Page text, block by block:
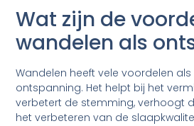
Wat zijn de
wandelen als
Wandelen heeft vele voordelen
ontspanning. Het helpt bij het
verbetert de stemming, verhoogt
het verbeteren van de